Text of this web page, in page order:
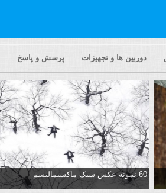
دوربین ها و تجهیزات پرسش و پاسخ
60 نمونه عکس سبک ماکسیمالیسم